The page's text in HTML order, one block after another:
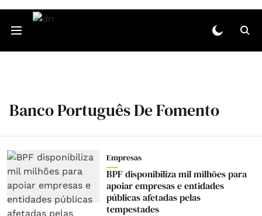
Banco Português De Fomento
Empresas
BPF disponibiliza mil milhões para
apoiar empresas e entidades
públicas afetadas pelas
tempestades